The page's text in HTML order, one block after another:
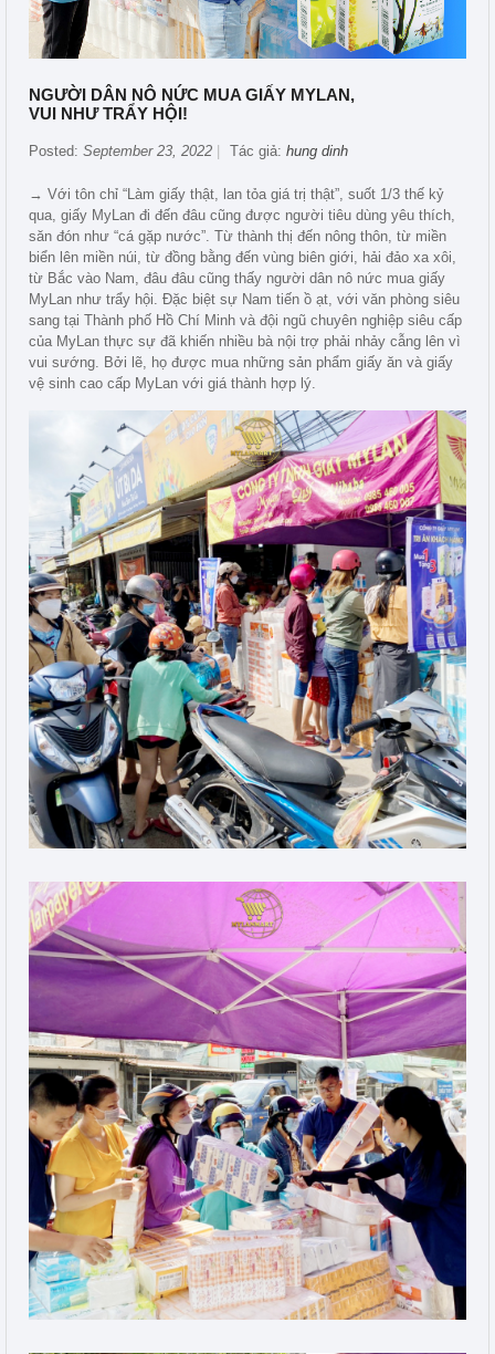
NGƯỜI DÂN NÔ NỨC MUA GIẤY MYLAN,
VUI NHƯ TRẨY HỘI!
Posted: September 23, 2022 Tác giả: hung dinh
→ Với tôn chỉ “Làm giấy thật, lan tỏa giá trị thật”, suốt 1/3 thế kỷ
qua, giấy MyLan đi đến đâu cũng được người tiêu dùng yêu thích,
săn đón như “cá gặp nước”. Từ thành thị đến nông thôn, từ miền
biển lên miền núi, từ đồng bằng đến vùng biên giới, hải đảo xa xôi,
từ Bắc vào Nam, đâu đâu cũng thấy người dân nô nức mua giấy
MyLan như trẩy hội. Đặc biệt sự Nam tiến ồ ạt, với văn phòng siêu
sang tại Thành phố Hồ Chí Minh và đội ngũ chuyên nghiệp siêu cấp
của MyLan thực sự đã khiến nhiều bà nội trợ phải nhảy cẫng lên vì
vui sướng. Bởi lẽ, họ được mua những sản phẩm giấy ăn và giấy
vệ sinh cao cấp MyLan với giá thành hợp lý.